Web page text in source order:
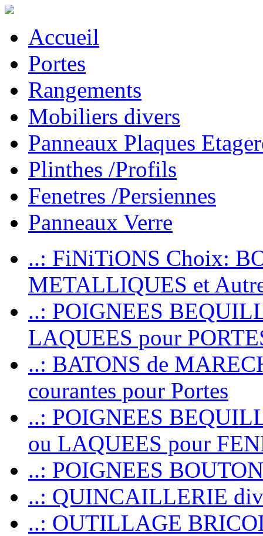
Accueil
Portes
Rangements
Mobiliers divers
Panneaux Plaques
Plinthes /Profils
Fenetres /Persiennes
Panneaux Verre
..: FiNiTiONS Choix:
METALLIQUES et
..: POIGNEES
LAQUEES pour
..: BATONS de
courantes pour Portes
..: POIGNEES
ou LAQUEES pour
..: POIGNEES
..: QUINCAILLERIE
..: OUTILLAGE